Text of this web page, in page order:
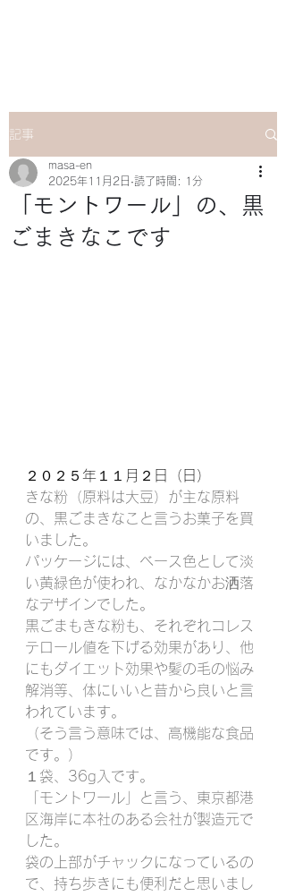
記事
「モントワール」の、黒
ごまきなこです
masa-en
2025年11月2日 読了時間: 1分
２０２５年１１月２日（日）
きな粉（原料は大豆）が主な原料
の、黒ごまきなこと言うお菓子を買
いました。
パッケージには、ベース色として淡
い黄緑色が使われ、なかなかお洒落
なデザインでした。
黒ごまもきな粉も、それぞれコレス
テロール値を下げる効果があり、他
にもダイエット効果や髪の毛の悩み
解消等、体にいいと昔から良いと言
われています。
（そう言う意味では、高機能な食品
です。）
１袋、36g入です。
「モントワール」と言う、東京都港
区海岸に本社のある会社が製造元で
した。
袋の上部がチャックになっているの
で、持ち歩きにも便利だと思いまし